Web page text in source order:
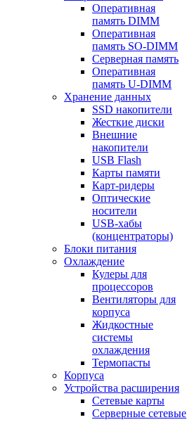
Оперативная
память DIMM
Оперативная
память SO-DIMM
Серверная память
Оперативная
память U-DIMM
Хранение данных
SSD накопители
Жесткие диски
Внешние
накопители
USB Flash
Карты памяти
Карт-ридеры
Оптические
носители
USB-хабы
(концентраторы)
Блоки питания
Охлаждение
Кулеры для
процессоров
Вентиляторы для
корпуса
Жидкостные
системы
охлаждения
Термопасты
Корпуса
Устройства расширения
Сетевые карты
Серверные сетевые